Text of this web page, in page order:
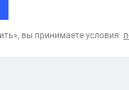
вы принимаете условия